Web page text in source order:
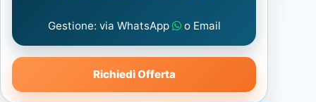
Gestione: via WhatsApp o Email
Richiedi Offerta